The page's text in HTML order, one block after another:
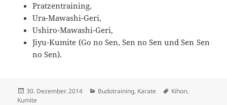
Pratzentraining,
Ura-Mawashi-Geri,
Ushiro-Mawashi-Geri,
Jiyu-Kumite (Go no Sen, Sen no Sen und Sen Sen
no Sen).
Veröffentlicht
am
30. Dezember. 2014 Kategorien
Budotraining, Karate Schlagwörter
Kihon,
Kumite